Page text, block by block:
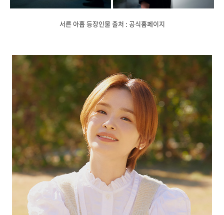
서른 아홉 등장인물 출처 : 공식홈페이지